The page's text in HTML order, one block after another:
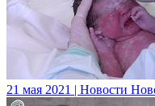
21 мая 2021 | Новости